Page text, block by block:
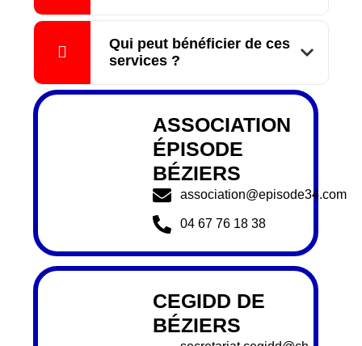
Qui peut bénéficier de ces
services ?
ASSOCIATION
ÉPISODE
BÉZIERS
association@episode34.com
04 67 76 18 38
CEGIDD DE
BÉZIERS